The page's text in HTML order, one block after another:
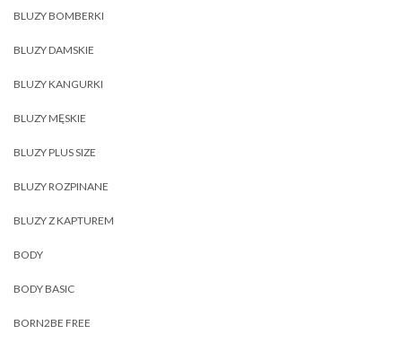
BLUZY BOMBERKI
BLUZY DAMSKIE
BLUZY KANGURKI
BLUZY MĘSKIE
BLUZY PLUS SIZE
BLUZY ROZPINANE
BLUZY Z KAPTUREM
BODY
BODY BASIC
BORN2BE FREE